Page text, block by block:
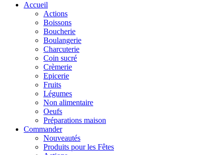
Accueil
Actions
Boissons
Boucherie
Boulangerie
Charcuterie
Coin sucré
Crèmerie
Epicerie
Fruits
Légumes
Non alimentaire
Oeufs
Préparations maison
Commander
Nouveautés
Produits pour les Fêtes